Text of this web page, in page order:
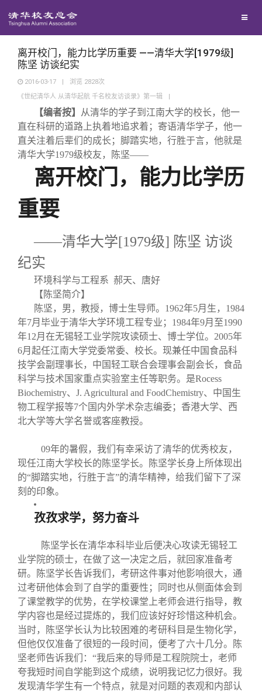
西南联大校友会
回馈母校
捐赠项目
捐赠新闻
媒体平台
《清华校友通讯》
百年清华
校友讲坛
校友视界
实用信息
总会章程
理事会名单
制度法规
联系我们
离开校门，能力比学历重要 ——清华大学[1979级]
陈坚 访谈纪实
2016-03-17 | 浏览 2828次
《世纪清华人 从清华起航 千名校友访谈录》第一辑
|
【编者按】
从清华的学子到江南大学的校长，他一
直在科研的道路上执着地追求着；寄语清华学子，他一
直关注着后辈们的成长；脚踏实地，行胜于言，他就是
清华大学1979级校友，陈坚——
离开校门，能力比学历
重要
——清华大学[1979级] 陈坚 访谈
纪实
环境科学与工程系 郝天、唐好
【陈坚简介】
陈坚，男，教授，博士生导师。1962年5月生，1984
年7月毕业于清华大学环境工程专业；1984年9月至1990
年12月在无锡轻工业学院攻读硕士、博士学位。2005年
6月起任江南大学党委常委、校长。现兼任中国食品科
技学会副理事长，中国轻工联合会理事会副会长，食品
科学与技术国家重点实验室主任等职务。是Rocess
Biochemistry、J. Agricultural and FoodChemistry、中国生
物工程学报等7个国内外学术杂志编委；香港大学、西
北大学等大学名誉或客座教授。
09年的暑假，我们有幸采访了清华的优秀校友，
现任江南大学校长的陈坚学长。陈坚学长身上所体现出
的“脚踏实地，行胜于言”的清华精神，给我们留下了深
刻的印象。
孜孜求学，努力奋斗
陈坚学长在清华本科毕业后便决心攻读无锡轻工
业学院的硕士，在做了这一决定之后，就回家准备考
研。陈坚学长告诉我们，考研这件事对他影响很大，通
过考研他体会到了自学的重要性；同时也从侧面体会到
了课堂教学的优势，在学校课堂上老师会进行指导，教
学内容也是经过提炼的，我们应该好好珍惜这种机会。
当时，陈坚学长认为比较困难的考研科目是生物化学，
但他仅仅准备了很短的一段时间，便考了六十几分。陈
坚老师告诉我们：“我后来的导师是工程院院士，老师
夸我短时间自学能到这个成绩，说明我记忆力很好。我
发现清华学生有一个特点，就是对问题的表观和内部认